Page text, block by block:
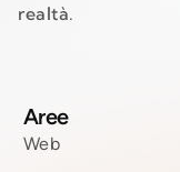
realtà.
Aree
Web